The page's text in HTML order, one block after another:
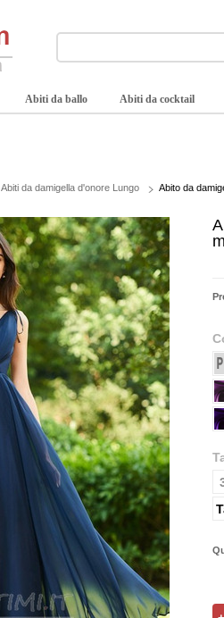
Abiti da ballo Abiti da cocktail
Abiti da damigella d'onore Lungo Abito da